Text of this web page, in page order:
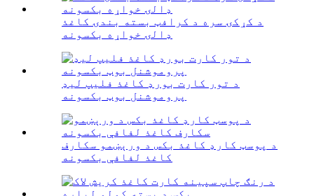
د کړکۍ سره د کرافټ بسته بندۍ کاغذ
ډالۍ خواړه بکسونه
د تور کارت بورډ کاغذ فلیپ لیډ
پروموشنل بوټ بکسونه
د پوسټ کارډ کاغذ بکس د ورېښمو سکارف
کاغذ لفافې بکسونه